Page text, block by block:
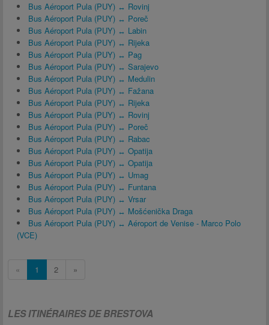
Bus Aéroport Pula (PUY) ↔ Rovinj
Bus Aéroport Pula (PUY) ↔ Poreč
Bus Aéroport Pula (PUY) ↔ Labin
Bus Aéroport Pula (PUY) ↔ Rijeka
Bus Aéroport Pula (PUY) ↔ Pag
Bus Aéroport Pula (PUY) ↔ Sarajevo
Bus Aéroport Pula (PUY) ↔ Medulin
Bus Aéroport Pula (PUY) ↔ Fažana
Bus Aéroport Pula (PUY) ↔ Rijeka
Bus Aéroport Pula (PUY) ↔ Rovinj
Bus Aéroport Pula (PUY) ↔ Poreč
Bus Aéroport Pula (PUY) ↔ Rabac
Bus Aéroport Pula (PUY) ↔ Opatija
Bus Aéroport Pula (PUY) ↔ Opatija
Bus Aéroport Pula (PUY) ↔ Umag
Bus Aéroport Pula (PUY) ↔ Funtana
Bus Aéroport Pula (PUY) ↔ Vrsar
Bus Aéroport Pula (PUY) ↔ Mošćenička Draga
Bus Aéroport Pula (PUY) ↔ Aéroport de Venise - Marco Polo
(VCE)
« 1 2 »
LES ITINÉRAIRES DE BRESTOVA